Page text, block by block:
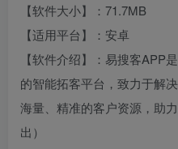
【软件大小】：71.7MB
【适用平台】：安卓
【软件介绍】：易搜客APP
的智能拓客平台，致力于解
海量、精准的客户资源，助
出）